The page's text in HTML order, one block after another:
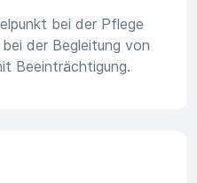
bei der Pflege
der Begleitung von
Beeinträchtigung.